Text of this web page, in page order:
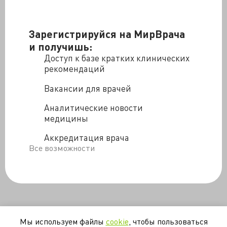
Зарегистрируйся на МирВрача
и получишь:
Доступ к базе кратких клинических
рекомендаций
Вакансии для врачей
Аналитические новости
медицины
Аккредитация врача
Все возможности
Мы используем файлы cookie , чтобы пользоваться